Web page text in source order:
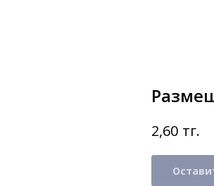
2,60 тг.